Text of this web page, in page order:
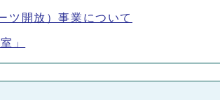
ツ開放）事業について
」